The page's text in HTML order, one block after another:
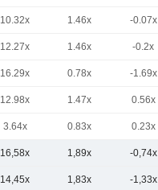
10.32x 1.46x -0.07x
12.27x 1.46x -0.2x
16.29x 0.78x -1.69x
12.98x 1.47x 0.56x
3.64x 0.83x 0.23x
16,58x 1,89x -0,74x
14,45x 1,83x -1,33x